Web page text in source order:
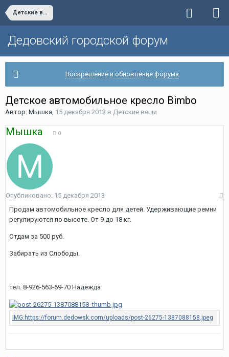
Детские вещи
Дедовский городской форум
Воскрешение и обновление форума
Детское автомобильное кресло Bimbo
Автор: Мышка, 15 декабря 2013 в Детские вещи
Мышка 0
Опубликовано: 15 декабря 2013
Продам автомобильное кресло для детей. Удерживающие ремни
регулируются по высоте. От 9 до 18 кг.
Отдам за 500 руб.
Забирать из Слободы.
тел. 8-926-563-69-70 Надежда